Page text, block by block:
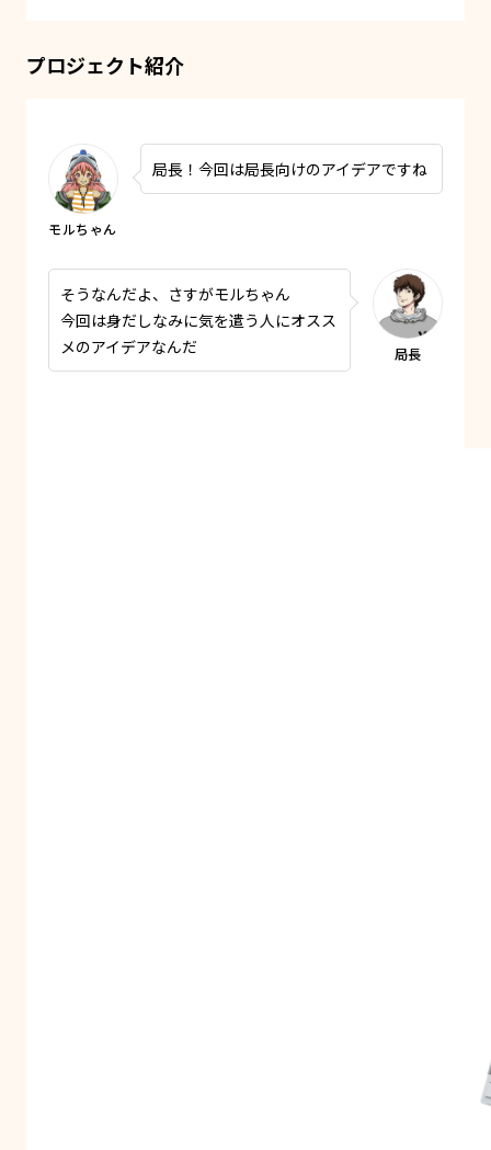
プロジェクト紹介
局長！今回は局長向けのアイデアですね
そうなんだよ、さすがモルちゃん
今回は身だしなみに気を遣う人にオスス
メのアイデアなんだ